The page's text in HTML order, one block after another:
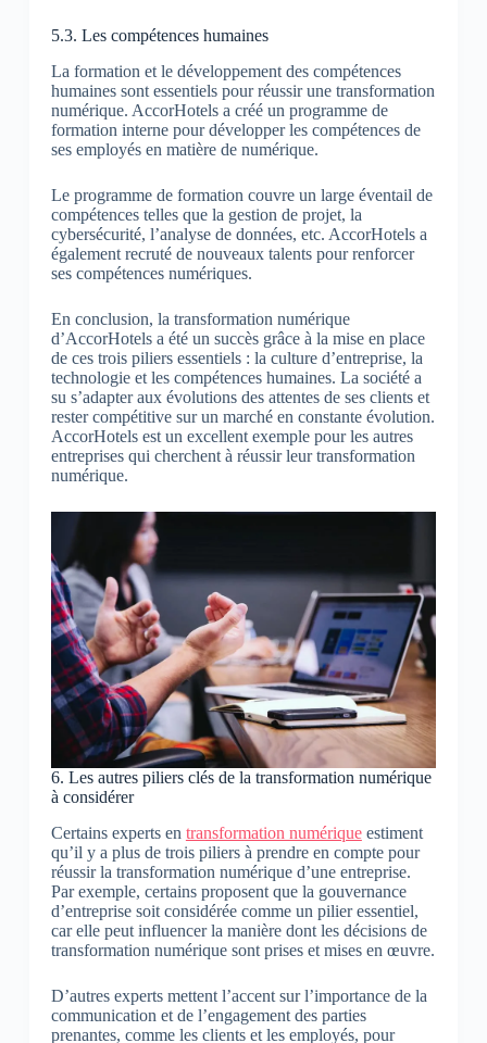
5.3. Les compétences humaines
La formation et le développement des compétences
humaines sont essentiels pour réussir une transformation
numérique. AccorHotels a créé un programme de
formation interne pour développer les compétences de
ses employés en matière de numérique.
Le programme de formation couvre un large éventail de
compétences telles que la gestion de projet, la
cybersécurité, l’analyse de données, etc. AccorHotels a
également recruté de nouveaux talents pour renforcer
ses compétences numériques.
En conclusion, la transformation numérique
d’AccorHotels a été un succès grâce à la mise en place
de ces trois piliers essentiels : la culture d’entreprise, la
technologie et les compétences humaines. La société a
su s’adapter aux évolutions des attentes de ses clients et
rester compétitive sur un marché en constante évolution.
AccorHotels est un excellent exemple pour les autres
entreprises qui cherchent à réussir leur transformation
numérique.
6. Les autres piliers clés de la transformation numérique
à considérer
Certains experts en transformation numériqueestiment
qu’il y a plus de trois piliers à prendre en compte pour
réussir la transformation numérique d’une entreprise.
Par exemple, certains proposent que la gouvernance
d’entreprise soit considérée comme un pilier essentiel,
car elle peut influencer la manière dont les décisions de
transformation numérique sont prises et mises en œuvre.
D’autres experts mettent l’accent sur l’importance de la
communication et de l’engagement des parties
prenantes, comme les clients et les employés, pour